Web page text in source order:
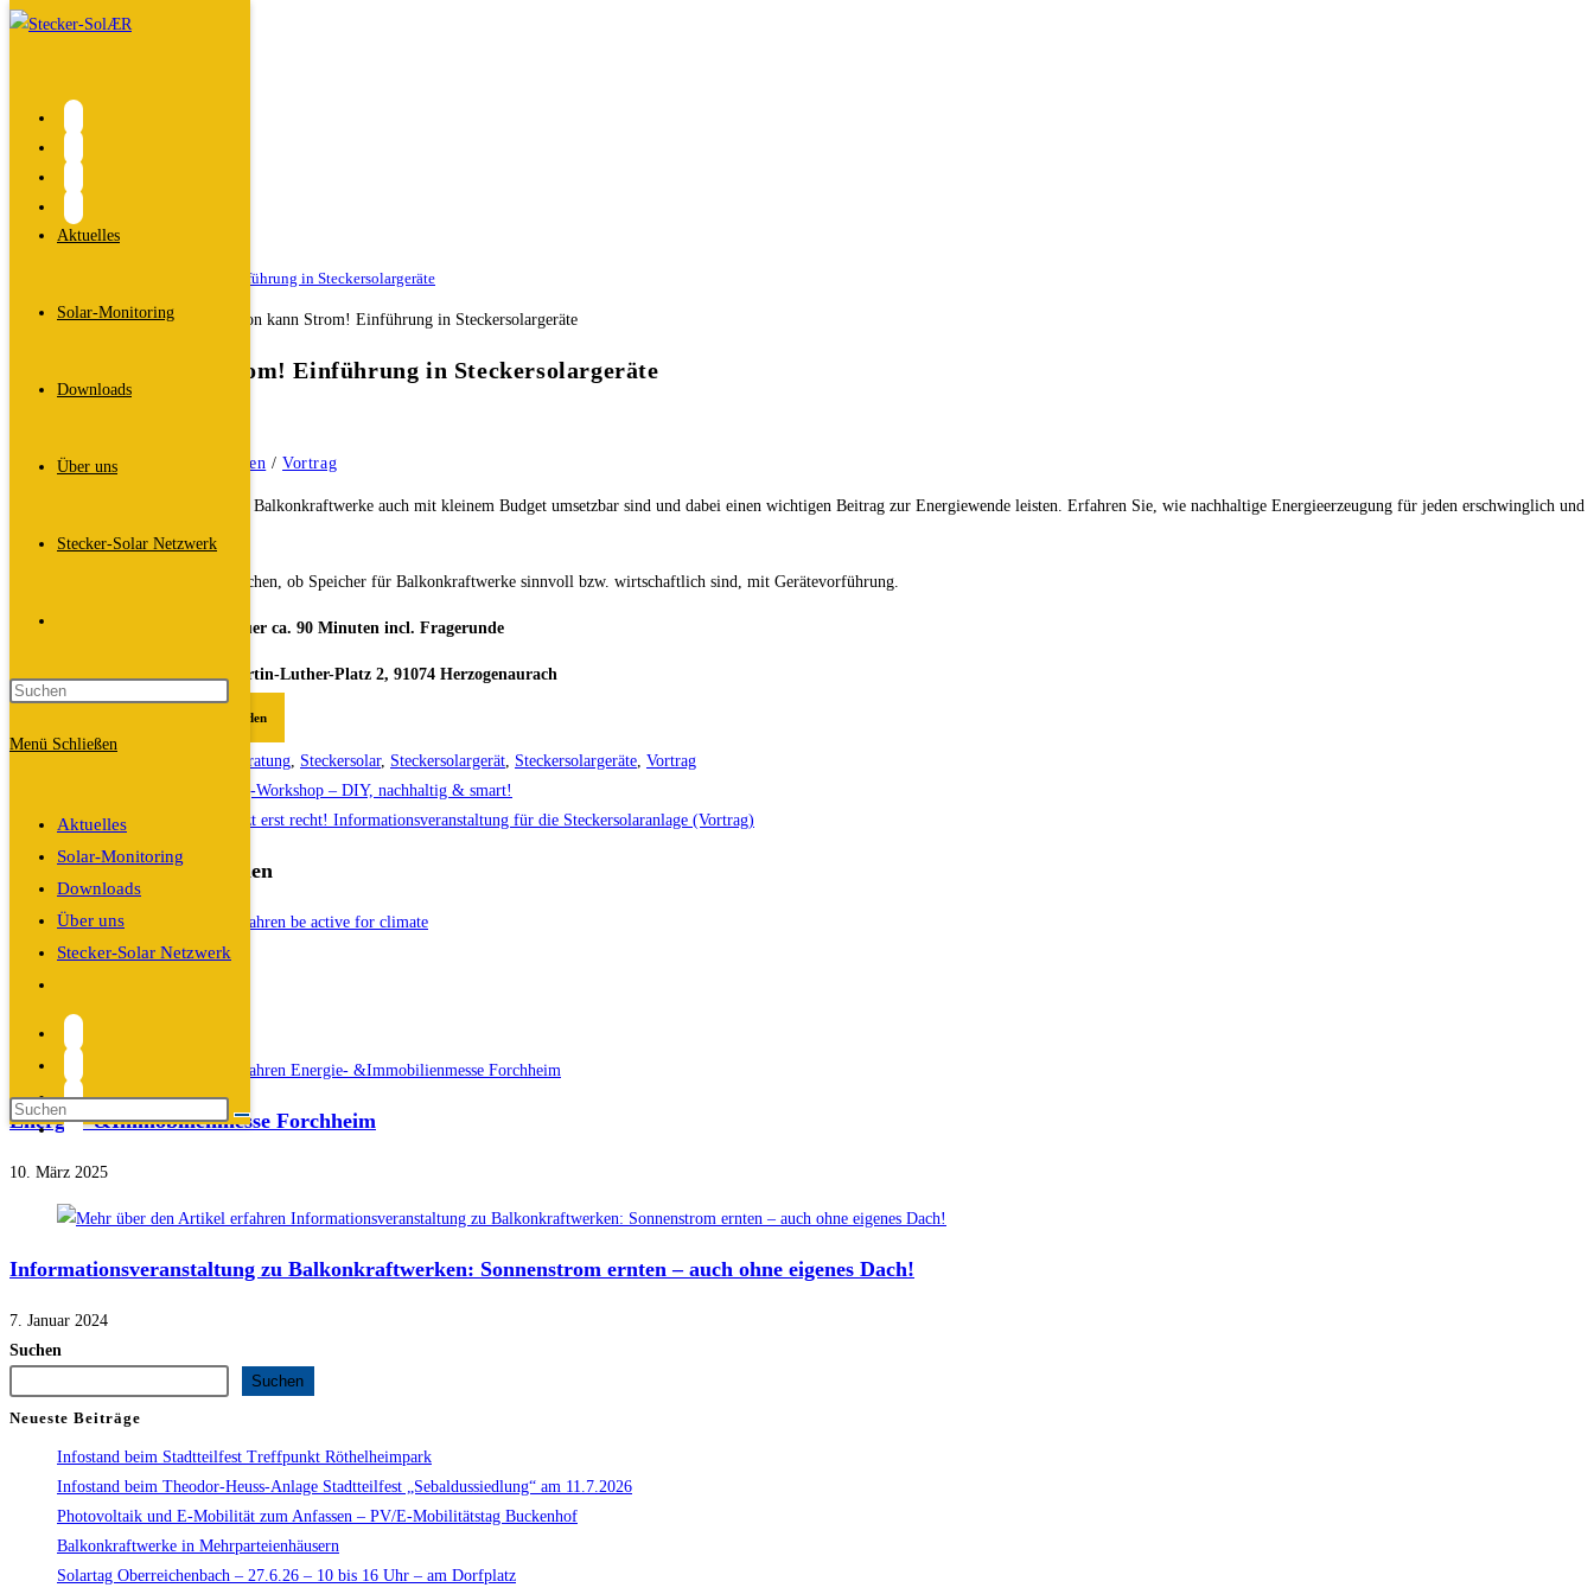
Zum
Aktuelles
Solar-Monitoring
Downloads
Über uns
Stecker-Solar Netzwerk
Suche
Menü Schließen
Aktuelles
Solar-Monitoring
Downloads
Über uns
Stecker-Solar Netzwerk
Suche
umschalten
Blog
Start
2025
Oktober>
Dein Balkon kann Strom! Einführung in Steckersolargeräte
Dein Balkon kann Strom! Einführung in Steckersolargeräte
veröffentlicht:
Beitrags-
Allgemein Veranstaltungen / Vortrag
In unserem Vortrag zeigen wir, dass Balkonkraftwerke auch mit kleinem Budget umsetzbar sind und dabei einen wichtigen Beitrag zur Energiewende leisten. Erfahren Sie, wie nachhaltige Energieerzeugung für jeden erschwinglich und
umsetzbar wird.
Es wird unter anderem auch besprochen, ob Speicher für Balkonkraftwerke sinnvoll bzw. wirtschaftlich sind, mit Gerätevorführung.
Wann: 4.11.2025 ab 19:30, Dauer ca. 90 Minuten incl. Fragerunde
🧭Wo: Martin-Luther-Haus, Martin-Luther-Platz 2, 91074 Herzogenaurach
Herunterladen
Beratung, Steckersolar, Steckersolargerät, Steckersolargeräte, Vortrag
Artikel
ansehen
🔋 PV-Upcycling-Workshop – DIY, nachhaltig & smart!
Nächster BeitragSolar für alle – jetzt erst recht! Informationsveranstaltung für die Steckersolaranlage (Vortrag)
Das könnte dir auch gefallen
10. April 2025
Energie- &Immobilienmesse Forchheim
10. März 2025
Informationsveranstaltung zu Balkonkraftwerken: Sonnenstrom ernten – auch ohne eigenes Dach!
7. Januar 2024
Suchen
Suchen
Neueste Beiträge
Infostand beim Stadtteilfest Treffpunkt Röthelheimpark
Infostand beim Theodor-Heuss-Anlage Stadtteilfest „Sebaldussiedlung“ am 11.7.2026
Photovoltaik und E-Mobilität zum Anfassen – PV/E-Mobilitätstag Buckenhof
Balkonkraftwerke in Mehrparteienhäusern
Solartag Oberreichenbach – 27.6.26 – 10 bis 16 Uhr – am Dorfplatz